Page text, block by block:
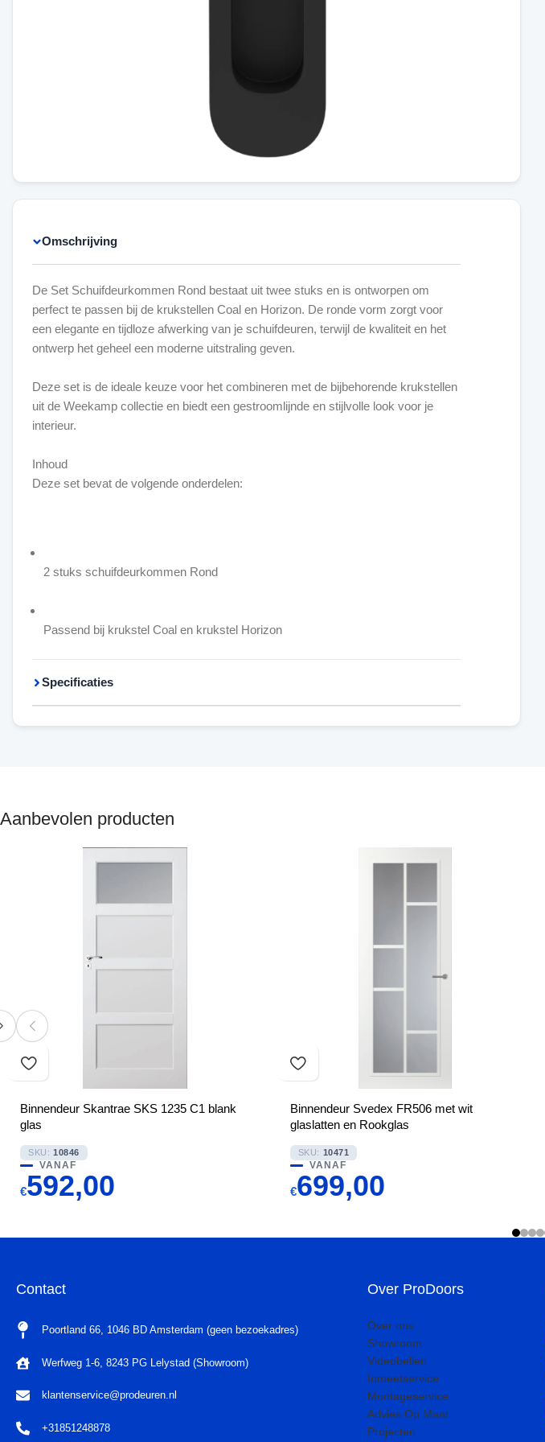
Omschrijving
De Set Schuifdeurkommen Rond bestaat uit twee stuks en is ontworpen om
perfect te passen bij de krukstellen Coal en Horizon. De ronde vorm zorgt voor
een elegante en tijdloze afwerking van je schuifdeuren, terwijl de kwaliteit en het
ontwerp het geheel een moderne uitstraling geven.
Deze set is de ideale keuze voor het combineren met de bijbehorende krukstellen
uit de Weekamp collectie en biedt een gestroomlijnde en stijlvolle look voor je
interieur.
Inhoud
Deze set bevat de volgende onderdelen:
2 stuks schuifdeurkommen Rond
Passend bij krukstel Coal en krukstel Horizon
Specificaties
Aanbevolen producten
Binnendeur Skantrae SKS 1235 C1 blank
glas
SKU: 10846
VANAF
€592,00
Binnendeur Svedex FR506 met wit
glaslatten en Rookglas
SKU: 10471
VANAF
€699,00
Contact
Poortland 66, 1046 BD Amsterdam (geen bezoekadres)
Werfweg 1-6, 8243 PG Lelystad (Showroom)
klantenservice@prodeuren.nl
+31851248878
Over ProDoors
Over ons
Showroom
Videobellen
Inmeetservice
Montageservice
Advies Op Maat
Projecten